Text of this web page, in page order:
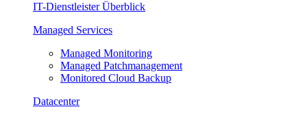
IT-Dienstleister Überblick
Managed Services
Managed Monitoring
Managed Patchmanagement
Monitored Cloud Backup
Datacenter